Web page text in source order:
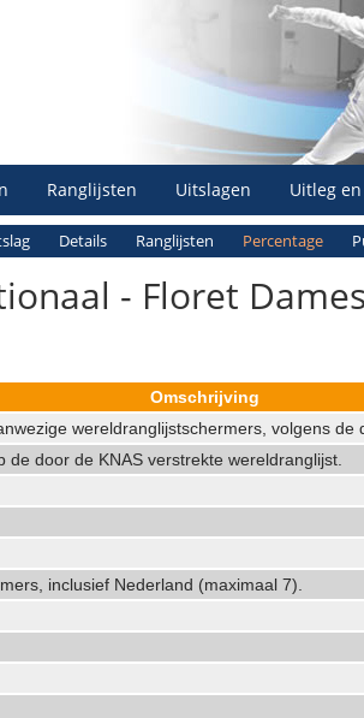
Ranglijsten Uitslagen Uitleg
Details Ranglijsten Percentage
- Floret
Omschrijving
wereldranglijstschermers, volgens de
door de KNAS verstrekte wereldranglijst.
inclusief Nederland (maximaal 7).